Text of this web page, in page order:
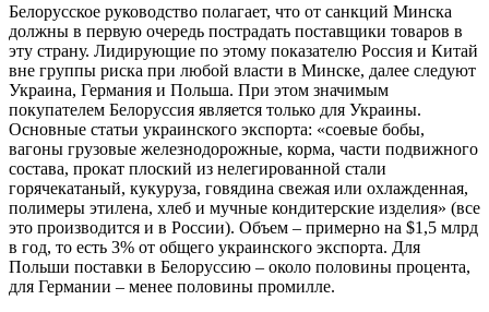
Белорусское руководство полагает, что от санкций Минска
должны в первую очередь пострадать поставщики товаров в
эту страну. Лидирующие по этому показателю Россия и Китай
вне группы риска при любой власти в Минске, далее следуют
Украина, Германия и Польша. При этом значимым
покупателем Белоруссия является только для Украины.
Основные статьи украинского экспорта: «соевые бобы,
вагоны грузовые железнодорожные, корма, части подвижного
состава, прокат плоский из нелегированной стали
горячекатаный, кукуруза, говядина свежая или охлажденная,
полимеры этилена, хлеб и мучные кондитерские изделия» (все
это производится и в России). Объем – примерно на $1,5 млрд
в год, то есть 3% от общего украинского экспорта. Для
Польши поставки в Белоруссию – около половины процента,
для Германии – менее половины промилле.